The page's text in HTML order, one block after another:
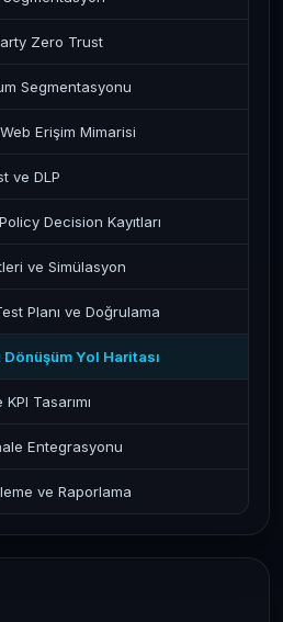
Zero Trust
Segmentasyonu
Erişim Mimarisi
ve DLP
Decision Kayıtları
ve Simülasyon
Planı ve Doğrulama
Yol Haritası
Tasarımı
Entegrasyonu
ve Raporlama